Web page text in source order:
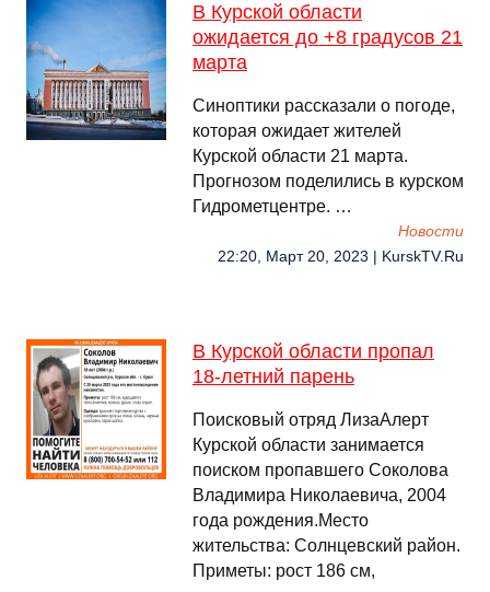
В Курской области
ожидается до +8 градусов 21
марта
Синоптики рассказали о погоде,
которая ожидает жителей
Курской области 21 марта.
Прогнозом поделились в курском
Гидрометцентре. …
Новости
22:20, Март 20, 2023 | KurskTV.Ru
В Курской области пропал
18-летний парень
Поисковый отряд ЛизаАлерт
Курской области занимается
поиском пропавшего Соколова
Владимира Николаевича, 2004
года рождения.Место
жительства: Солнцевский район.
Приметы: рост 186 см,